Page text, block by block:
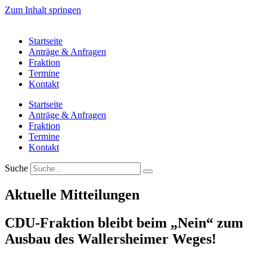
Zum Inhalt springen
Startseite
Anträge & Anfragen
Fraktion
Termine
Kontakt
Startseite
Anträge & Anfragen
Fraktion
Termine
Kontakt
Suche
Aktuelle Mitteilungen
CDU-Fraktion bleibt beim „Nein“ zum
Ausbau des Wallersheimer Weges!